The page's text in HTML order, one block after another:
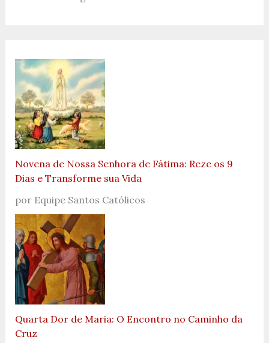
Novena de Nossa Senhora de Fátima: Reze os 9
Dias e Transforme sua Vida
por Equipe Santos Católicos
Quarta Dor de Maria: O Encontro no Caminho da
Cruz